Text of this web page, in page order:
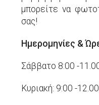
μπορείτε να
σας!
Hμερομηνίες &
Σάββατο 8:00 -
Κυριακή: 9:00 -